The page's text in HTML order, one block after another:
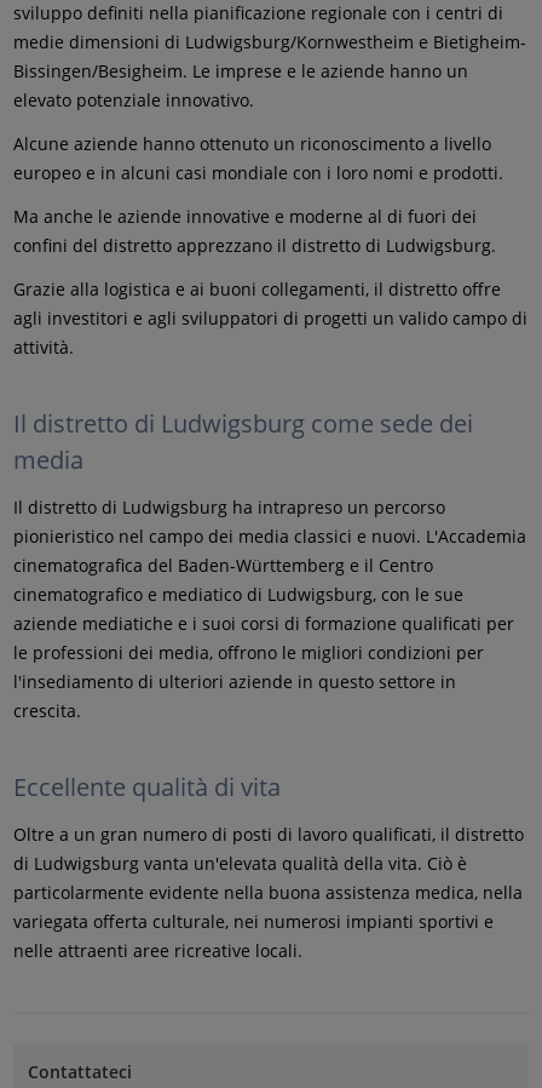
sviluppo definiti nella pianificazione regionale con i centri di
medie dimensioni di Ludwigsburg/Kornwestheim e Bietigheim-
Bissingen/Besigheim. Le imprese e le aziende hanno un
elevato potenziale innovativo.
Alcune aziende hanno ottenuto un riconoscimento a livello
europeo e in alcuni casi mondiale con i loro nomi e prodotti.
Ma anche le aziende innovative e moderne al di fuori dei
confini del distretto apprezzano il distretto di Ludwigsburg.
Grazie alla logistica e ai buoni collegamenti, il distretto offre
agli investitori e agli sviluppatori di progetti un valido campo di
attività.
Il distretto di Ludwigsburg come sede dei
media
Il distretto di Ludwigsburg ha intrapreso un percorso
pionieristico nel campo dei media classici e nuovi. L'Accademia
cinematografica del Baden-Württemberg e il Centro
cinematografico e mediatico di Ludwigsburg, con le sue
aziende mediatiche e i suoi corsi di formazione qualificati per
le professioni dei media, offrono le migliori condizioni per
l'insediamento di ulteriori aziende in questo settore in
crescita.
Eccellente qualità di vita
Oltre a un gran numero di posti di lavoro qualificati, il distretto
di Ludwigsburg vanta un'elevata qualità della vita. Ciò è
particolarmente evidente nella buona assistenza medica, nella
variegata offerta culturale, nei numerosi impianti sportivi e
nelle attraenti aree ricreative locali.
Contattateci